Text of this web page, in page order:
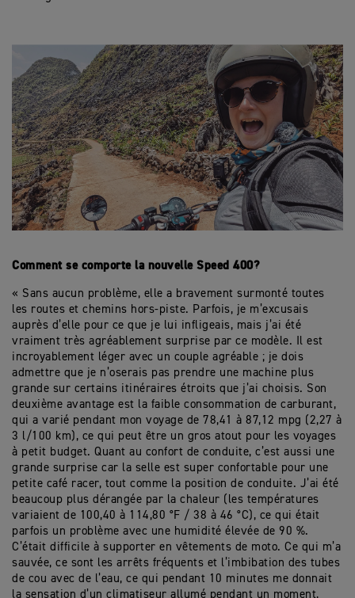
Comment se comporte la nouvelle Speed 400?
« Sans aucun problème, elle a bravement surmonté toutes
les routes et chemins hors-piste. Parfois, je m’excusais
auprès d’elle pour ce que je lui infligeais, mais j’ai été
vraiment très agréablement surprise par ce modèle. Il est
incroyablement léger avec un couple agréable ; je dois
admettre que je n’oserais pas prendre une machine plus
grande sur certains itinéraires étroits que j’ai choisis. Son
deuxième avantage est la faible consommation de carburant,
qui a varié pendant mon voyage de 78,41 à 87,12 mpg (2,27 à
3 l/100 km), ce qui peut être un gros atout pour les voyages
à petit budget. Quant au confort de conduite, c’est aussi une
grande surprise car la selle est super confortable pour une
petite café racer, tout comme la position de conduite. J’ai été
beaucoup plus dérangée par la chaleur (les températures
variaient de 100,40 à 114,80 °F / 38 à 46 °C), ce qui était
parfois un problème avec une humidité élevée de 90 %.
C’était difficile à supporter en vêtements de moto. Ce qui m’a
sauvée, ce sont les arrêts fréquents et l’imbibation des tubes
de cou avec de l’eau, ce qui pendant 10 minutes me donnait
la sensation d’un climatiseur allumé pendant un moment,